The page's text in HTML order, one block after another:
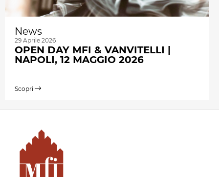
News
29 Aprile 2026
OPEN DAY MFI & VANVITELLI |
NAPOLI, 12 MAGGIO 2026
Scopri